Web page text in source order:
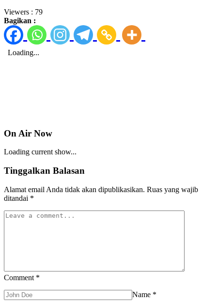
Viewers : 79
Bagikan :
On Air Now
Loading current show...
Tinggalkan Balasan
Alamat email Anda tidak akan dipublikasikan. Ruas yang wajib
ditandai *
Comment *
Name *